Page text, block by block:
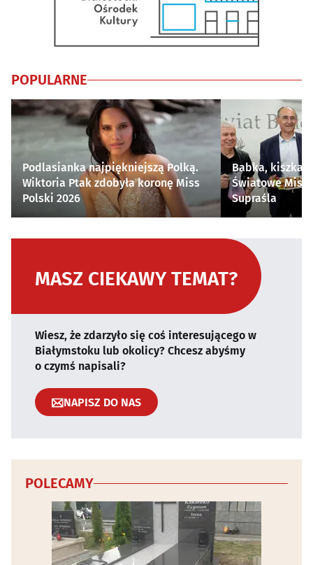
POPULARNE
Podlasianka najpiękniejszą Polką.
Wiktoria Ptak zdobyła koronę Miss
Polski 2026
Babka, kiszka i
Światowe
Supraśla
MASZ CIEKAWY TEMAT?
Wiesz, że zdarzyło się coś interesującego w
Białymstoku lub okolicy? Chcesz abyśmy
o czymś napisali?
NAPISZ DO NAS
POLECAMY